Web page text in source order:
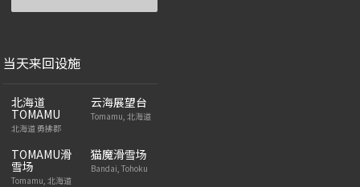
当天来回设施
北海道
TOMAMU
北海道 勇拂郡
云海展望台
Tomamu, 北海道
TOMAMU滑
雪场
Tomamu, 北海道
猫魔滑雪场
Bandai, Tohoku